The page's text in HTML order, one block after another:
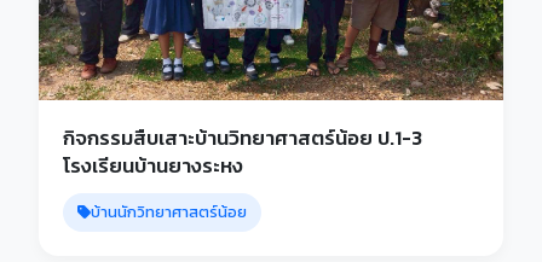
กิจกรรมสืบเสาะบ้านวิทยาศาสตร์น้อย ป.1-3
โรงเรียนบ้านยางระหง
บ้านนักวิทยาศาสตร์น้อย